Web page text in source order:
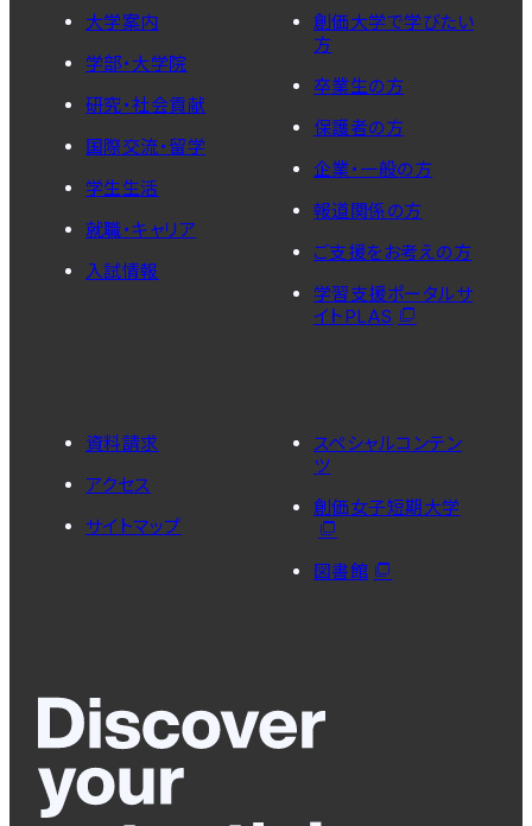
大学案内
学部・大学院
研究・社会貢献
国際交流・留学
学生生活
就職・キャリア
入試情報
創価大学で学びたい
方
卒業生の方
保護者の方
企業・一般の方
報道関係の方
ご支援をお考えの方
学習支援ポータルサ
イトPLAS
資料請求
アクセス
サイトマップ
スペシャルコンテン
ツ
創価女子短期大学
図書館